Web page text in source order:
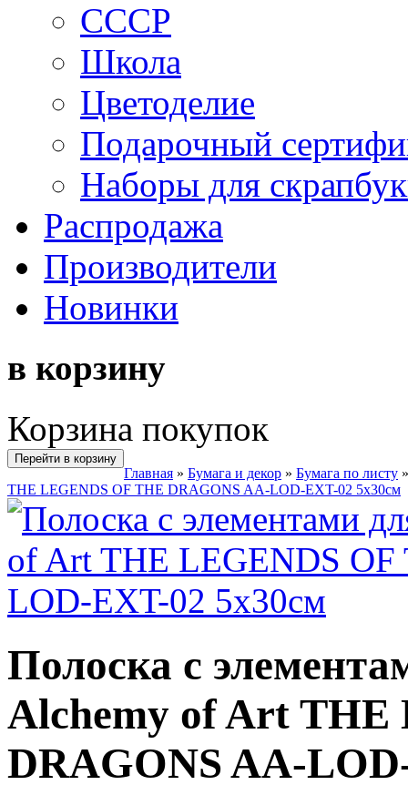
СССР
Школа
Цветоделие
Подарочный
Наборы для
Распродажа
Производители
Новинки
в корзину
Корзина покупок
Перейти в корзину
Главная » Бумага и декор » Бумага по листу
THE LEGENDS OF THE DRAGONS AA-LOD-EXT-02 5х30см
Полоска с
Alchemy of Art THE
DRAGONS AA-